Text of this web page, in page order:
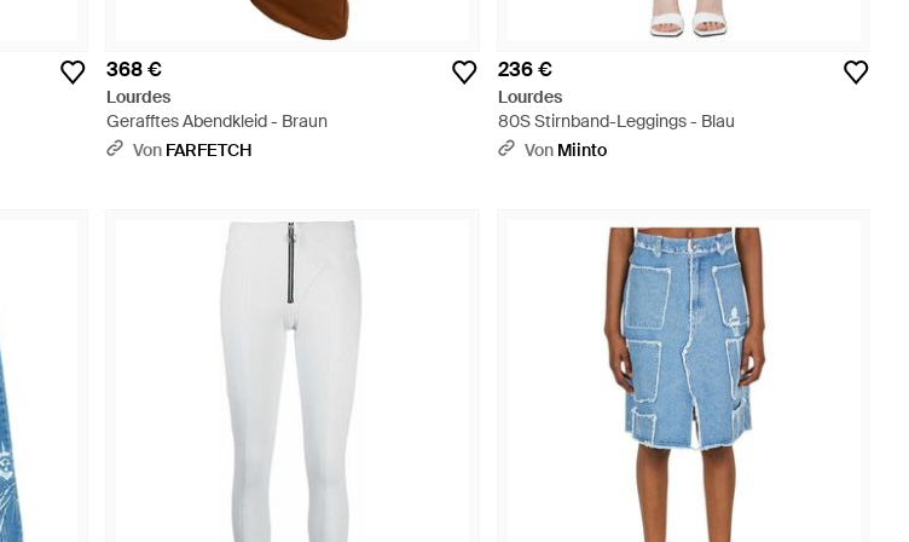
368 €
Lourdes
Gerafftes Abendkleid - Braun
Von FARFETCH
236 €
Lourdes
80S Stirnband-Leggings - Blau
Von Miinto